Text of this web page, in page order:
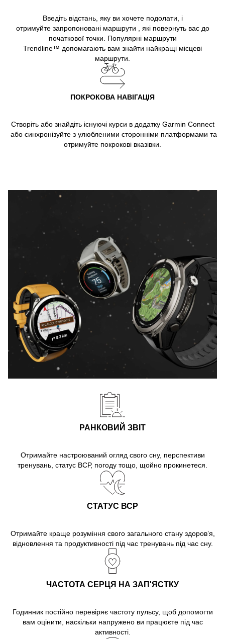
Введіть відстань, яку ви хочете подолати, і
отримуйте запропоновані маршрути , які повернуть вас до
початкової точки. Популярні маршрути
Trendline™ допомагають вам знайти найкращі місцеві
маршрути.
ПОКРОКОВА НАВІГАЦІЯ
Створіть або знайдіть існуючі курси в додатку Garmin Connect
або синхронізуйте з улюбленими сторонніми платформами та
отримуйте покрокові вказівки.
РАНКОВИЙ ЗВІТ
Отримайте настроюваний огляд свого сну, перспективи
тренувань, статус ВСР, погоду тощо, щойно прокинетеся.
СТАТУС ВСР
Отримайте краще розуміння свого загального стану здоров’я,
відновлення та продуктивності під час тренувань під час сну.
ЧАСТОТА СЕРЦЯ НА ЗАП'ЯСТКУ
Годинник постійно перевіряє частоту пульсу, щоб допомогти
вам оцінити, наскільки напружено ви працюєте під час
активності.